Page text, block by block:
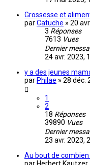
Grossesse et
parCatuche » 20
3 Réponses
7613 Vues
Dernier
24 avr. 2023,
y a des jeunes
par Philae » 28 déc.
1
2
18 Réponses
39890 Vues
Dernier
23 avr. 2023,
Au bout de